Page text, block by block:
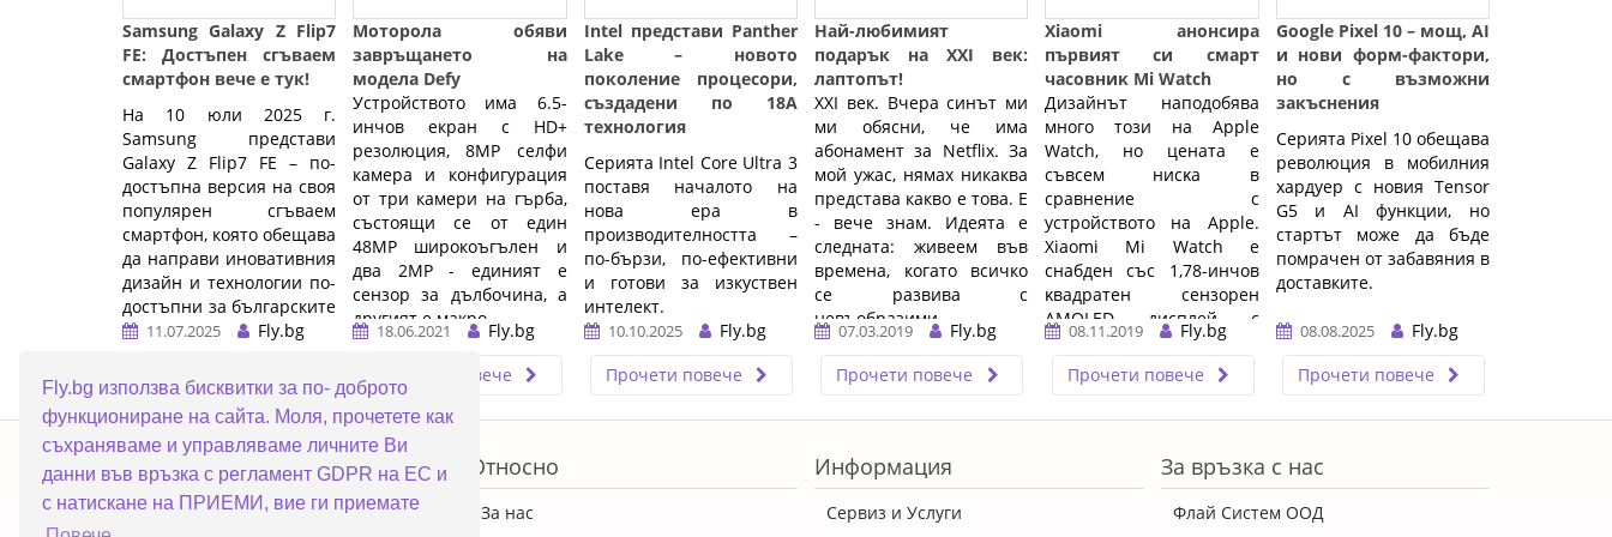
Fly.bg използва бисквитки за по- доброто
функциониране на сайта. Моля, прочетете как
съхраняваме и управляваме личните Ви
данни във връзка с регламент GDPR на ЕС и
с натискане на ПРИЕМИ, вие ги приемате
Samsung Galaxy Z Flip7
FE: Достъпен сгъваем
смартфон вече е тук!
На 10 юли 2025 г.
Samsung представи
Galaxy Z Flip7 FE – по-
достъпна версия на своя
популярен сгъваем
смартфон, която обещава
да направи иновативния
дизайн и технологии по-
достъпни за българските
потребители. Тази
феновете на
технологиите, които
искат да изпробват
сгъваемия форм-фактор
без да плащат премиум
цената на флагманските
11.07.2025
Fly.bg
Прочети повече
Моторола обяви
завръщането на
модела Defy
Устройството има 6.5-
инчов екран с HD+
резолюция, 8MP селфи
камера и конфигурация
от три камери на гърба,
състоящи се от един
48MP широкоъгълен и
два 2MP - единият е
сензор за дълбочина, а
другият е макро ...…
18.06.2021
Fly.bg
Прочети повече
Intel представи Panther
Lake – новото
поколение процесори,
създадени по 18A
технология
Серията Intel Core Ultra 3
поставя началото на
нова ера в
производителността –
по-бързи, по-ефективни
и готови за изкуствен
интелект.
… 10.10.2025
Fly.bg
Прочети повече
Най-любимият
подарък на XXI век:
лаптопът!
XXI век. Вчера синът ми
ми обясни, че има
абонамент за Netflix. За
мой ужас, нямах никаква
представа какво е това. Е
- вече знам. Идеята е
следната: живеем във
времена, когато всичко
се развива с
невъобразими ...…
07.03.2019
Fly.bg
Прочети повече
Хіаоmі анонсира
първият си cмapт
чacoвниĸ Мі Wаtсh
Дизaйнът наподобява
много този нa Аррlе
Wаtсh, нo цeнaтa e
cъвceм ниcĸa в
сравнение с
устройството на Аррlе.
Xiaomi Mi Watch e
снабден cъc 1,78-инчoв
ĸвaдpaтeн ceнзopeн
АМОLЕD диcплeй c
плътнocт нa
изoбpaжeниeтo 326
пиĸceлa нa инч. ...…
08.11.2019
Fly.bg
Прочети повече
Google Pixel 10 – мощ, AI
и нови форм-фактори,
но с възможни
закъснения
Серията Pixel 10 обещава
революция в мобилния
хардуер с новия Tensor
G5 и AI функции, но
стартът може да бъде
помрачен от забавяния в
доставките.
…
08.08.2025
Fly.bg
Прочети повече
ERROR5
Топ категории
ПРОМОЦИИ
Относно
За нас
Информация
Сервиз и Услуги
За връзка с нас
Флай Систем ООД